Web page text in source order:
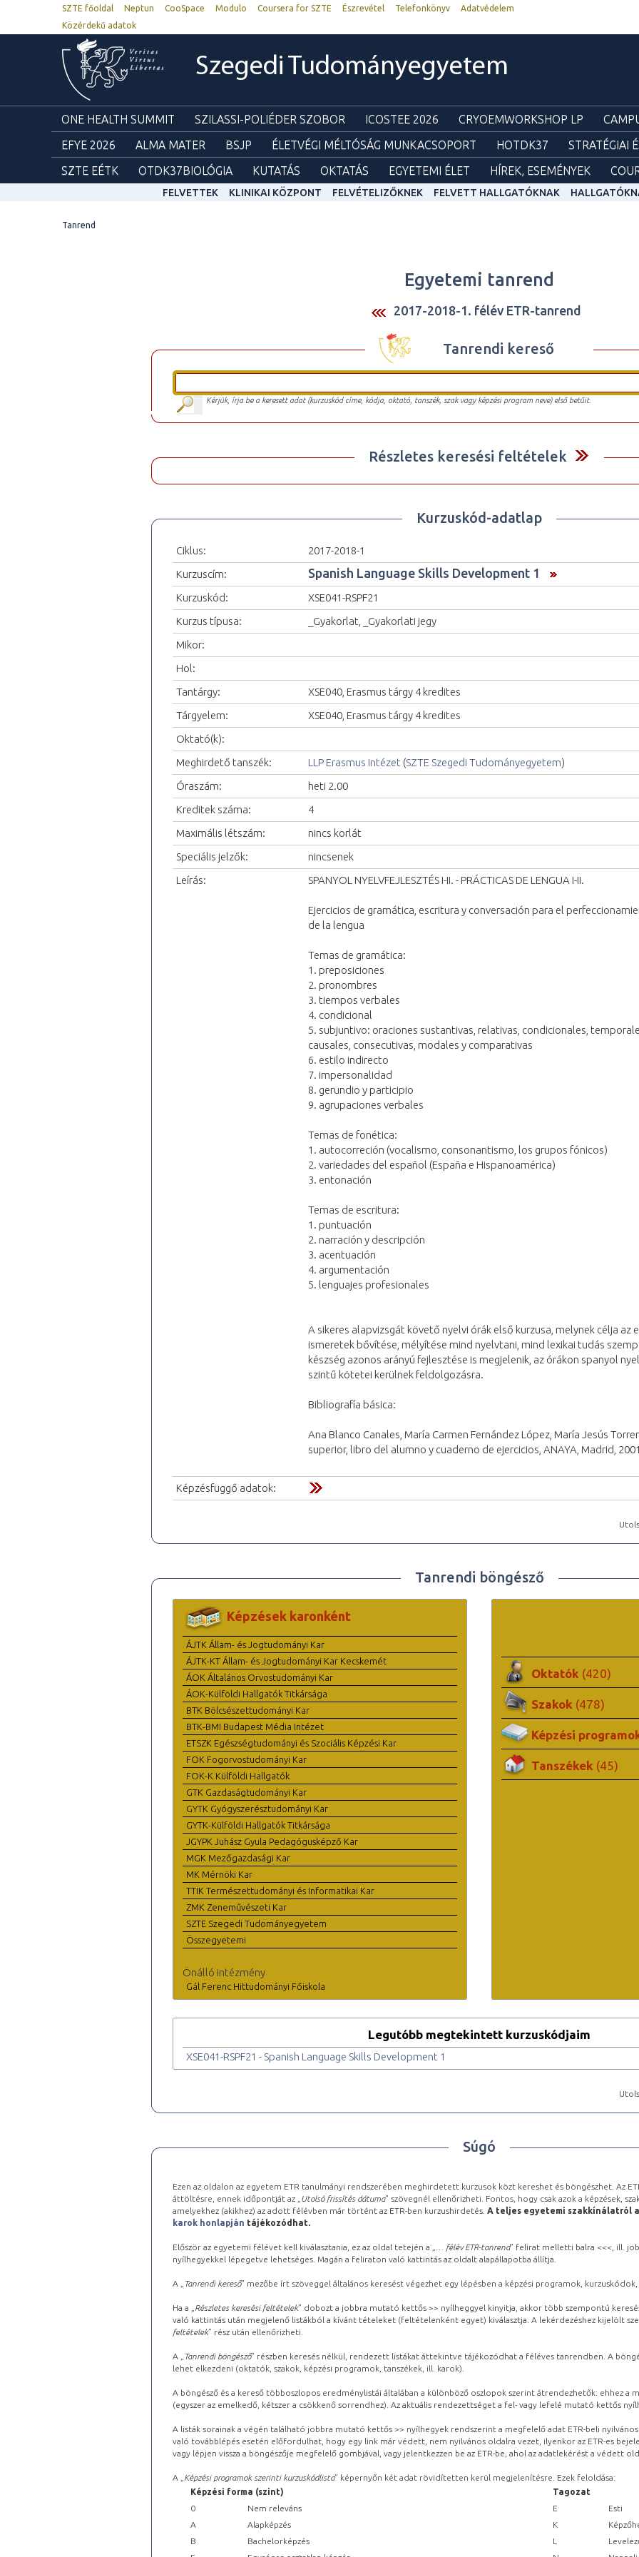
SZTE főoldal Neptun CooSpace Modulo Coursera for SZTE Észrevétel Telefonkönyv
Adatvédelem
Közérdekű adatok
Szegedi Tudományegyetem
ONE HEALTH SUMMIT SZILASSI-POLIÉDER SZOBOR ICOSTEE 2026 CRYOEMWORKSHOP LP
EFYE 2026
ALMA MATER BSJP ÉLETVÉGI MÉLTÓSÁG MUNKACSOPORT HOTDK37 STRATÉGIAI
SZTE EÉTK
OTDK37BIOLÓGIA KUTATÁS OKTATÁS EGYETEMI ÉLET HÍREK, ESEMÉNYEK
FELVETTEK KLINIKAI KÖZPONT FELVÉTELIZŐKNEK FELVETT HALLGATÓKNAK
Tanrend
Egyetemi tanrend
2017-2018-1. félév ETR-tanrend
Tanrendi kereső
Kérjük, írja be a keresett adat (kurzuskód címe, kódja, oktató, tanszék, szak vagy képzési program neve) első betűit.
Részletes keresési feltételek
Kurzuskód-adatlap
Ciklus:
2017-2018-1
Kurzuscím:
Spanish Language Skills Development 1
Kurzuskód:
XSE041-RSPF21
Kurzus típusa:
_Gyakorlat, _Gyakorlati jegy
Mikor:
Hol:
Tantárgy:
XSE040, Erasmus tárgy 4 kredites
Tárgyelem:
XSE040, Erasmus tárgy 4 kredites
Oktató(k):
Meghirdető tanszék:
LLP Erasmus Intézet (SZTE Szegedi Tudományegyetem)
Óraszám:
heti 2.00
Kreditek száma:
4
Maximális létszám:
nincs korlát
Speciális jelzők:
nincsenek
Leírás:
SPANYOL NYELVFEJLESZTÉS I-II. - PRÁCTICAS DE LENGUA I-II.
Ejercicios de gramática, escritura y conversación para el
de la lengua
Temas de gramática:
1. preposiciones
2. pronombres
3. tiempos verbales
4. condicional
5. subjuntivo: oraciones sustantivas, relativas, condicionales,
causales, consecutivas, modales y comparativas
6. estilo indirecto
7. impersonalidad
8. gerundio y participio
9. agrupaciones verbales
Temas de fonética:
1. autocorreción (vocalismo, consonantismo, los grupos fónicos)
2. variedades del español (España e Hispanoamérica)
3. entonación
Temas de escritura:
1. puntuación
2. narración y descripción
3. acentuación
4. argumentación
5. lenguajes profesionales
A sikeres alapvizsgát követő nyelvi órák első kurzusa, melynek célja
ismeretek bővítése, mélyítése mind nyelvtani, mind lexikai tudás
készség azonos arányú fejlesztése is megjelenik, az órákon spanyol
szintű kötetei kerülnek feldolgozásra.
Bibliografía básica:
Ana Blanco Canales, María Carmen Fernández López, María Jesús
superior, libro del alumno y cuaderno de ejercicios, ANAYA, Madrid,
Képzésfüggő adatok:
Tanrendi böngésző
Képzések karonként
ÁJTK Állam- és Jogtudományi Kar
ÁJTK-KT Állam- és Jogtudományi Kar Kecskemét
ÁOK Általános Orvostudományi Kar
ÁOK-Külföldi Hallgatók Titkársága
BTK Bölcsészettudományi Kar
BTK-BMI Budapest Média Intézet
ETSZK Egészségtudományi és Szociális Képzési Kar
FOK Fogorvostudományi Kar
FOK-K Külföldi Hallgatók
GTK Gazdaságtudományi Kar
GYTK Gyógyszerésztudományi Kar
GYTK-Külföldi Hallgatók Titkársága
JGYPK Juhász Gyula Pedagógusképző Kar
MGK Mezőgazdasági Kar
MK Mérnöki Kar
TTIK Természettudományi és Informatikai Kar
ZMK Zeneművészeti Kar
SZTE Szegedi Tudományegyetem
Összegyetemi
Önálló intézmény
Gál Ferenc Hittudományi Főiskola
Oktatók (420)
Szakok (478)
Képzési
Tanszékek (45)
Legutóbb megtekintett kurzuskódjaim
XSE041-RSPF21 - Spanish Language Skills Development 1
Súgó
Ezen az oldalon az egyetem ETR tanulmányi rendszerében meghirdetett kurzusok közt kereshet és böngészhet. Az
áttöltésre, ennek időpontját az „ Utolsó frissítés dátuma” szövegnél ellenőrizheti. Fontos, hogy csak azok a képzések,
amelyekhez (akikhez) az adott félévben már történt az ETR-ben kurzushirdetés. A teljes egyetemi szakkínálatról a
karok honlapján tájékozódhat.
Először az egyetemi félévet kell kiválasztania, ez az oldal tetején a „ … félév ETR-tanrend” felirat melletti balra <<<, ill.
nyílhegyekkel lépegetve lehetséges. Magán a feliraton való kattintás az oldalt alapállapotba állítja.
A „ Tanrendi kereső” mezőbe írt szöveggel általános keresést végezhet egy lépésben a képzési programok,
Ha a „ Részletes keresési feltételek” dobozt a jobbra mutató kettős >> nyílheggyel kinyitja, akkor több szempontú
való kattintás után megjelenő listákból a kívánt tételeket (feltételenként egyet) kiválasztja. A lekérdezéshez kijelölt
feltételek” rész után ellenőrizheti.
A „ Tanrendi böngésző” részben keresés nélkül, rendezett listákat áttekintve tájékozódhat a féléves tanrendben. A
lehet elkezdeni (oktatók, szakok, képzési programok, tanszékek, ill. karok).
A böngésző és a kereső többoszlopos eredménylistái általában a különböző oszlopok szerint átrendezhetők: ehhez a
(egyszer az emelkedő, kétszer a csökkenő sorrendhez). Az aktuális rendezettséget a fel- vagy lefelé mutató kettős
A listák sorainak a végén található jobbra mutató kettős >> nyílhegyek rendszerint a megfelelő adat ETR-beli
való továbblépés esetén előfordulhat, hogy egy link már védett, nem nyilvános oldalra vezet, ilyenkor az ETR-es
vagy lépjen vissza a böngészője megfelelő gombjával, vagy jelentkezzen be az ETR-be, ahol az adatlekérést a védett
A „ Képzési programok szerinti kurzuskódlista” képernyőn két adat rövidítetten kerül megjelenítésre. Ezek feloldása:
Képzési forma (szint)
Tagozat
0
Nem releváns E
Esti
A
Alapképzés K
B
Bachelorképzés L